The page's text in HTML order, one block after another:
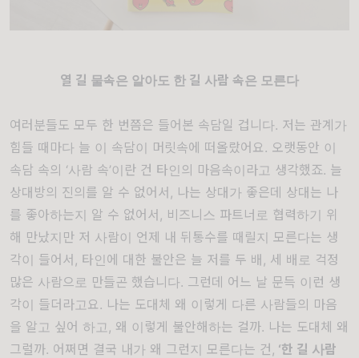
열 길 물속은 알아도 한 길 사람 속은 모른다
여러분들도 모두 한 번쯤은 들어본 속담일 겁니다. 저는 관계가
힘들 때마다 늘 이 속담이 머릿속에 떠올랐어요. 오랫동안 이
속담 속의 ‘사람 속’이란 건 타인의 마음속이라고 생각했죠. 늘
상대방의 진의를 알 수 없어서, 나는 상대가 좋은데 상대는 나
를 좋아하는지 알 수 없어서, 비즈니스 파트너로 협력하기 위
해 만났지만 저 사람이 언제 내 뒤통수를 때릴지 모른다는 생
각이 들어서, 타인에 대한 불안은 늘 저를 두 배, 세 배로 걱정
많은 사람으로 만들곤 했습니다. 그런데 어느 날 문득 이런 생
각이 들더라고요. 나는 도대체 왜 이렇게 다른 사람들의 마음
을 알고 싶어 하고, 왜 이렇게 불안해하는 걸까. 나는 도대체 왜
그럴까. 어쩌면 결국 내가 왜 그런지 모른다는 건, ‘한 길 사람